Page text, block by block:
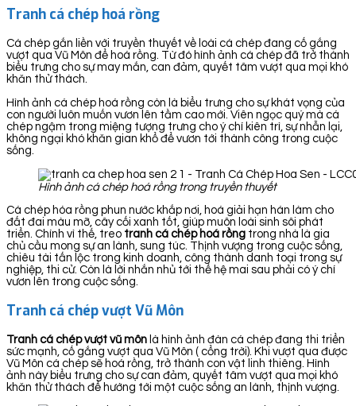
Tranh cá chép hoá rồng
Cá chép gắn liền với truyền thuyết về loài cá chép đang cố gắng
vượt qua Vũ Môn để hoá rồng. Từ đó hình ảnh cá chép đã trở thành
biểu trưng cho sự may mắn, can đảm, quyết tâm vượt qua mọi khó
khăn thử thách.
Hình ảnh cá chép hoá rồng còn là biểu trưng cho sự khát vọng của
con người luôn muốn vươn lên tầm cao mới. Viên ngọc quý mà cá
chép ngậm trong miệng tượng trưng cho ý chí kiên trì, sự nhẫn lại,
không ngại khó khăn gian khổ để vươn tới thành công trong cuộc
sống.
Hình ảnh cá chép hoá rồng trong truyền thuyết
Cá chép hóa rồng phun nước khắp nơi, hoá giải hạn hán làm cho
đất đai màu mỡ, cây cối xanh tốt, giúp muôn loài sinh sôi phát
triển. Chính vì thế, treo tranh cá chép hoá rồng trong nhà là gia
chủ cầu mong sự an lành, sung túc. Thịnh vượng trong cuộc sống,
chiêu tài tấn lộc trong kinh doanh, công thành danh toại trong sự
nghiệp, thi cử. Còn là lời nhắn nhủ tới thế hệ mai sau phải có ý chí
vươn lên trong cuộc sống.
Tranh cá chép vượt Vũ Môn
Tranh cá chép vượt vũ môn là hình ảnh đàn cá chép đang thi triển
sức mạnh, cố gắng vượt qua Vũ Môn ( cổng trời). Khi vượt qua được
Vũ Môn cá chép sẽ hoá rồng, trở thành con vật linh thiêng. Hình
ảnh này biểu trưng cho sự can đảm, quyết tâm vượt qua mọi khó
khăn thử thách để hướng tới một cuộc sống an lành, thịnh vượng.